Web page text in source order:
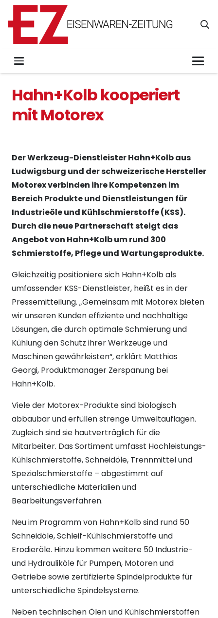
Hahn+Kolb kooperiert
mit Motorex
Der Werkzeug-Dienstleister Hahn+Kolb aus
Ludwigsburg und der schweizerische Hersteller
Motorex verbinden ihre Kompetenzen im
Bereich Produkte und Dienstleistungen für
Industrieöle und Kühlschmierstoffe (KSS).
Durch die neue Partnerschaft steigt das
Angebot von Hahn+Kolb um rund 300
Schmierstoffe, Pflege und Wartungsprodukte.
Gleichzeitig positioniere sich Hahn+Kolb als
umfassender KSS-Dienstleister, heißt es in der
Pressemitteilung. „Gemeinsam mit Motorex bieten
wir unseren Kunden effiziente und nachhaltige
Lösungen, die durch optimale Schmierung und
Kühlung den Schutz ihrer Werkzeuge und
Maschinen gewährleisten“, erklärt Matthias
Georgi, Produktmanager Zerspanung bei
Hahn+Kolb.
Viele der Motorex-Produkte sind biologisch
abbaubar und erfüllen strenge Umweltauflagen.
Zugleich sind sie hautverträglich für die
Mitarbeiter. Das Sortiment umfasst Hochleistungs-
Kühlschmierstoffe, Schneidöle, Trennmittel und
Spezialschmierstoffe – abgestimmt auf
unterschiedliche Materialien und
Bearbeitungsverfahren.
Neu im Programm von Hahn+Kolb sind rund 50
Schneidöle, Schleif-Kühlschmierstoffe und
Erodieröle. Hinzu kommen weitere 50 Industrie-
und Hydrauliköle für Pumpen, Motoren und
Getriebe sowie zertifizierte Spindelprodukte für
unterschiedliche Spindelsysteme.
Neben technischen Ölen und Kühlschmierstoffen